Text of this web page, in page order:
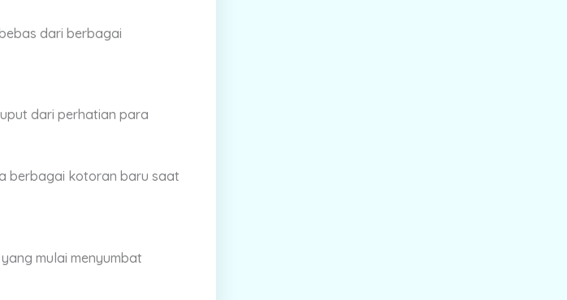
dari berbagai
dari perhatian para
berbagai kotoran baru saat
mulai menyumbat